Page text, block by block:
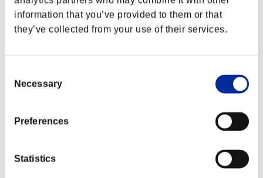
information that you’ve provided to them or that
they’ve collected from your use of their services.
Selection
Necessary
Preferences
Statistics
Posición
Puntos:1260194